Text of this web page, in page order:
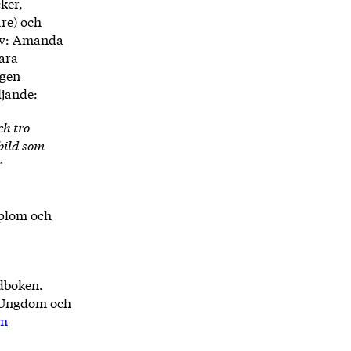
och
Amanda
tro
som
och
och